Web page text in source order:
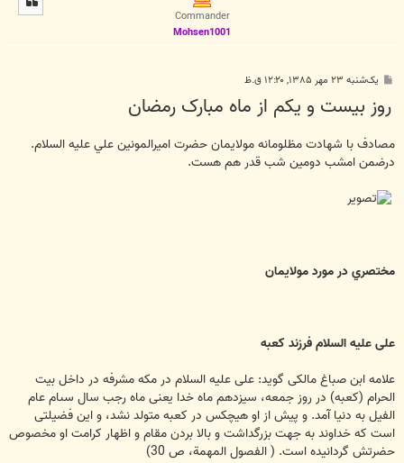
Commander
Mohsen1001
پ
ت
یک‌شنبه ۲۳ مهر ۱۳۸۵, ۱۲:۲۰ ق.ظ
روز بيست و يکم از ماه مبارک رمضان
مصادف با شهادت مظلومانه مولايمان حضرت اميرالمونين علي عليه السلام.
درضمن امشب دومين شب قدر هم هست.
مختصري در مورد مولايمان
على عليه السلام فرزند كعبه
علامه ابن صباغ مالكى گويد: على عليه السلام در مكه مشرفه در داخل بيت
الحرام (كعبه) در روز جمعه، سيزدهم ماه خدا يعنى ماه رجب سال سى‏ام عام
الفيل به دنيا آمد. و پيش از او هيچكس در كعبه متولد نشد، و اين فضيلتى
است كه خداوند به جهت بزرگداشت و بالا بردن مقام و اظهار كرامت او مخصوص
حضرتش گردانيده است. ( الفصول المهمة، ص 30)